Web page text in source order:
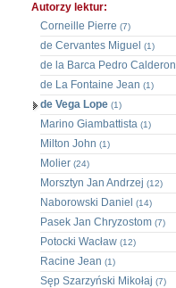
Autorzy lektur:
Corneille Pierre (7)
de Cervantes Miguel (1)
de la Barca Pedro Calderon
de La Fontaine Jean (1)
de Vega Lope (1)
Marino Giambattista (1)
Milton John (1)
Molier (24)
Morsztyn Jan Andrzej (12)
Naborowski Daniel (14)
Pasek Jan Chryzostom (7)
Potocki Wacław (12)
Racine Jean (1)
Sęp Szarzyński Mikołaj (7)